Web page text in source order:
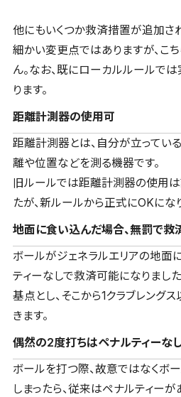
他にもいくつか救済措置が追加さ
細かい変更点ではありますが、こ
ん。なお、既にローカルルールで
ります。
距離計測器の使用可
距離計測器とは、自分が立ってい
離や位置などを測る機器です。
旧ルールでは距離計測器の使用
たが、新ルールから正式にOKにな
地面に食い込んだ場合、無罰で救
ボールがジェネラルエリアの地面
ティーなしで救済可能になりまし
基点とし、そこから1クラブレング
きます。
偶然の2度打ちはペナルティーな
ボールを打つ際、故意ではなくボ
しまったら、従来はペナルティー